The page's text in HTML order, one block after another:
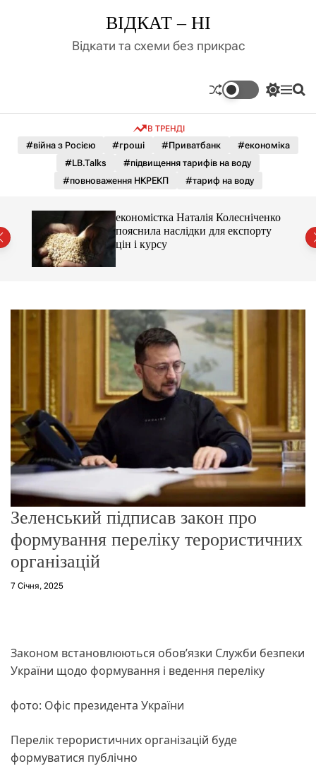
д
у
ВІДКАТ – НІ
Відкати та схеми без прикрас
П
м
к
а
о
л
ь
г
М П
В ТРЕНДІ
#війна з Росією #гроші #Приватбанк
#економіка
#LB.Talks
#підвищення тарифів на воду
#повноваження НКРЕКП
#тариф на воду
економістка Наталія Колесніченко
пояснила наслідки для експорту
цін і курсу
Зеленський підписав закон про
формування переліку терористичних
організацій
7 Січня, 2025
Законом встановлюються обов’язки Служби безпеки
України щодо формування і ведення переліку
фото: Офіс президента України
Перелік терористичних організацій буде
формуватися публічно